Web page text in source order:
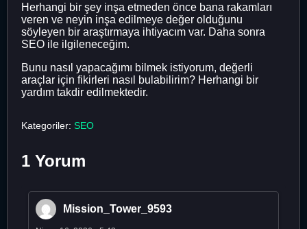
Herhangi bir şey inşa etmeden önce bana rakamları
veren ve neyin inşa edilmeye değer olduğunu
söyleyen bir araştırmaya ihtiyacım var. Daha sonra
SEO ile ilgileneceğim.
Bunu nasıl yapacağımı bilmek istiyorum, değerli
araçlar için fikirleri nasıl bulabilirim? Herhangi bir
yardım takdir edilmektedir.
Kategoriler: SEO
1 Yorum
Mission_Tower_9593